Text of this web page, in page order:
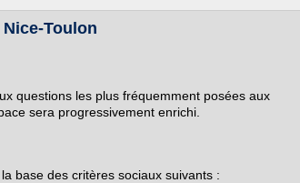
Toulon
questions les plus fréquemment posées aux
sera progressivement enrichi.
base des critères sociaux suivants :